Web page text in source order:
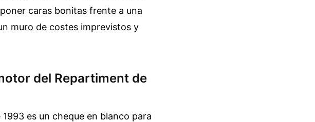
caras bonitas frente a una
muro de costes imprevistos y
del Repartiment de
es un cheque en blanco para